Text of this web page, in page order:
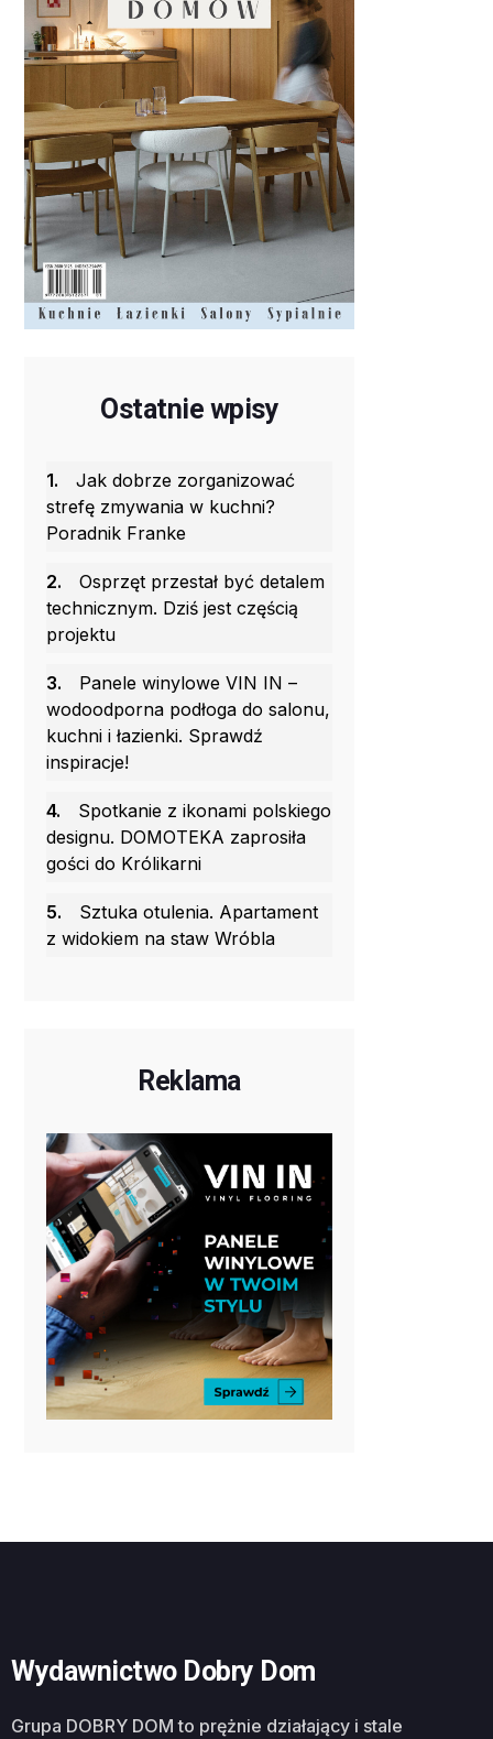
Ostatnie wpisy
1.
Jak dobrze zorganizować
strefę zmywania w kuchni?
Poradnik Franke
2.
Osprzęt przestał być detalem
technicznym. Dziś jest częścią
projektu
3.
Panele winylowe VIN IN –
wodoodporna podłoga do salonu,
kuchni i łazienki. Sprawdź
inspiracje!
4.
Spotkanie z ikonami polskiego
designu. DOMOTEKA zaprosiła
gości do Królikarni
5.
Sztuka otulenia. Apartament
z widokiem na staw Wróbla
Reklama
Wydawnictwo Dobry Dom
Grupa DOBRY DOM to prężnie działający i stale